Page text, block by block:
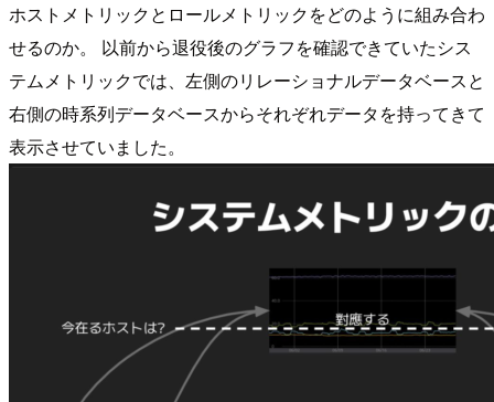
ホストメトリックとロールメトリックをどのように組み合わ
せるのか。 以前から退役後のグラフを確認できていたシス
テムメトリックでは、左側のリレーショナルデータベースと
右側の時系列データベースからそれぞれデータを持ってきて
表示させていました。